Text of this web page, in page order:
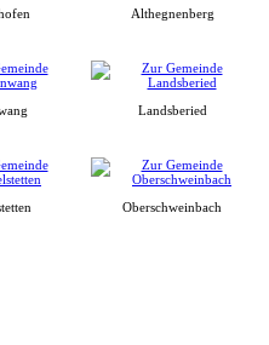
Althegnenberg
Landsberied
Oberschweinbach